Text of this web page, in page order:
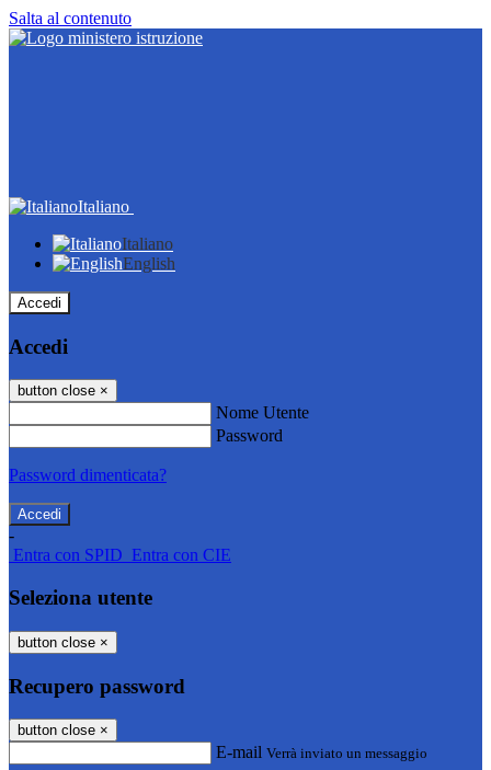
Salta al contenuto
Italiano
Italiano
English
Accedi
Accedi
button close ×
Nome Utente
Password
Password dimenticata?
-
Entra con SPID Entra con CIE
Seleziona utente
button close ×
Recupero password
button close ×
E-mail Verrà inviato un messaggio